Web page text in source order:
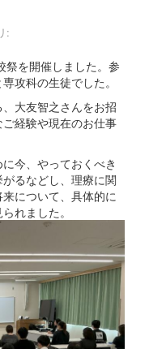
:
を開催しました。参
攻科の生徒でした。
大友智之さんをお招
経験や現在のお仕事
今、やっておくべき
るなどし、理療に関
について、具体的に
れました。